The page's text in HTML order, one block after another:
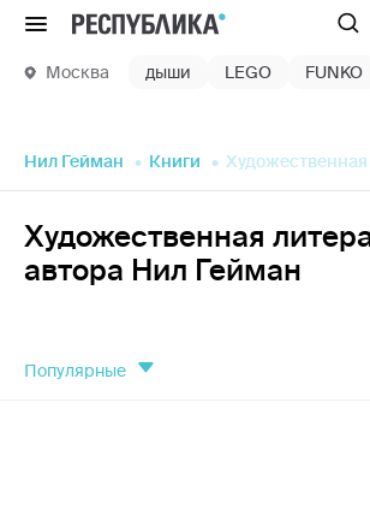
Меню
Москва дыши LEGO FUNKO
Нил Гейман Книги Художественная
Художественная
автора Нил Гейман
популярные